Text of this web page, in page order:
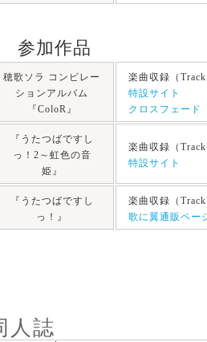
参加作品
穂歌ソラ コンピレー
ションアルバム
『ColoR』
楽曲収録（
特設サイト
クロスフェード
『うたつばですし
っ！2～虹色の音
姫』
楽曲収録（
特設サイト
『うたつばですし
っ！』
楽曲収録（
歌に翼通販ペー
人誌